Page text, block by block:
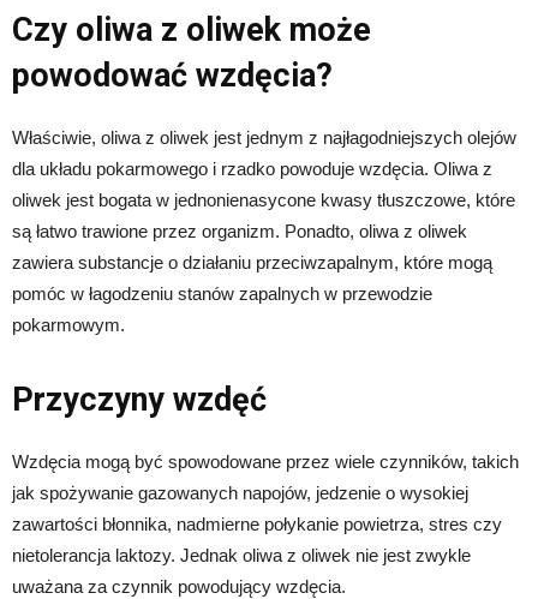
Czy oliwa z oliwek może
powodować wzdęcia?
Właściwie, oliwa z oliwek jest jednym z najłagodniejszych olejów
dla układu pokarmowego i rzadko powoduje wzdęcia. Oliwa z
oliwek jest bogata w jednonienasycone kwasy tłuszczowe, które
są łatwo trawione przez organizm. Ponadto, oliwa z oliwek
zawiera substancje o działaniu przeciwzapalnym, które mogą
pomóc w łagodzeniu stanów zapalnych w przewodzie
pokarmowym.
Przyczyny wzdęć
Wzdęcia mogą być spowodowane przez wiele czynników, takich
jak spożywanie gazowanych napojów, jedzenie o wysokiej
zawartości błonnika, nadmierne połykanie powietrza, stres czy
nietolerancja laktozy. Jednak oliwa z oliwek nie jest zwykle
uważana za czynnik powodujący wzdęcia.